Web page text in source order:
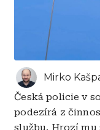
Mirko
Česká policie v
podezírá z
službu. Hrozí mu